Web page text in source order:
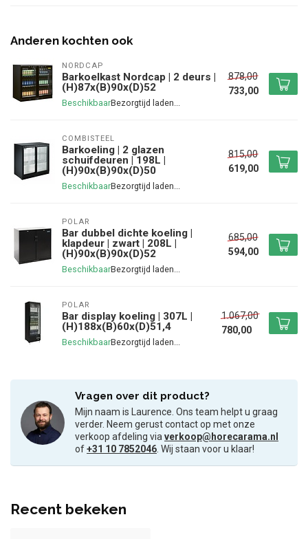
Anderen kochten ook
NORDCAP
Barkoelkast Nordcap | 2 deurs |
(H)87x(B)90x(D)52
Beschikbaar
878,00
733,00
COMBISTEEL
Barkoeling | 2 glazen
schuifdeuren | 198L |
(H)90x(B)90x(D)50
Beschikbaar
815,00
619,00
POLAR
Bar dubbel dichte koeling |
klapdeur | zwart | 208L |
(H)90x(B)90x(D)52
Beschikbaar
685,00
594,00
POLAR
Bar display koeling | 307L |
(H)188x(B)60x(D)51,4
Beschikbaar
1.067,00
780,00
Vragen over dit product?
Mijn naam is Laurence. Ons team helpt u graag
verder. Neem gerust contact op met onze
verkoop afdeling viaverkoop@horecarama.nl
of+31 10 7852046. Wij staan voor u klaar!
Recent bekeken